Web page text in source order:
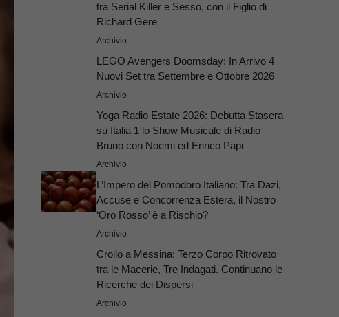
tra Serial Killer e Sesso, con il Figlio di
Richard Gere
Archivio
LEGO Avengers Doomsday: In Arrivo 4
Nuovi Set tra Settembre e Ottobre 2026
Archivio
Yoga Radio Estate 2026: Debutta Stasera
su Italia 1 lo Show Musicale di Radio
Bruno con Noemi ed Enrico Papi
Archivio
L’Impero del Pomodoro Italiano: Tra Dazi,
Accuse e Concorrenza Estera, il Nostro
‘Oro Rosso’ è a Rischio?
Archivio
Crollo a Messina: Terzo Corpo Ritrovato
tra le Macerie, Tre Indagati. Continuano le
Ricerche dei Dispersi
Archivio